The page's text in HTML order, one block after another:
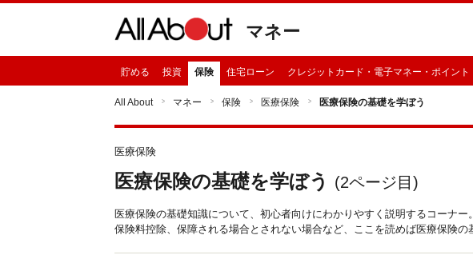
マネー
貯める 投資 保険 住宅ローン クレジットカード・電子マネー・ポイント
All About マネー 保険 医療保険 医療保険の基礎を学ぼう
医療保険
医療保険の基礎を学ぼう (2ページ目)
医療保険の基礎知識について、初心者向けにわかりやすく説明するコーナ
保険料控除、保障される場合とされない場合など、ここを読めば医療保険の